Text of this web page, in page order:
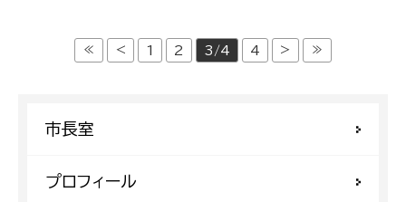
≪ < 1 2 3/4 4 > ≫
市長室
プロフィール